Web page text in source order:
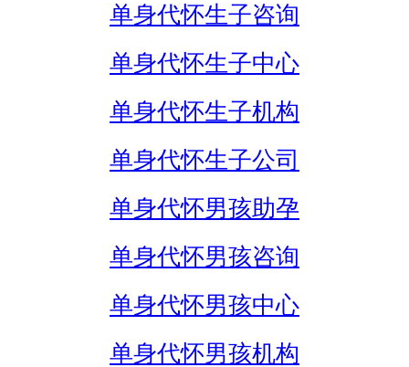
单身代怀生子咨询
单身代怀生子中心
单身代怀生子机构
单身代怀生子公司
单身代怀男孩助孕
单身代怀男孩咨询
单身代怀男孩中心
单身代怀男孩机构